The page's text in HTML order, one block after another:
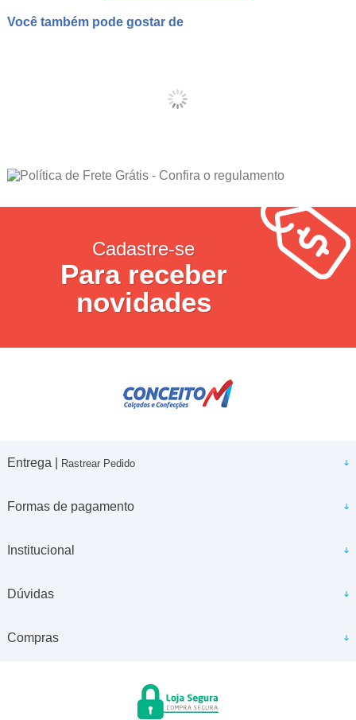
Você também pode gostar de
Cadastre-se
Para receber
novidades
Entrega | Rastrear Pedido
Formas de pagamento
Institucional
Dúvidas
Compras